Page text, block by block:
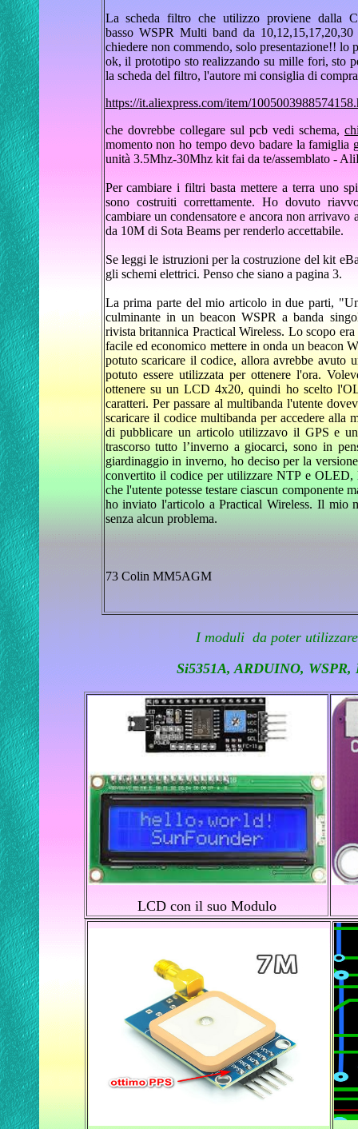
La scheda filtro che utilizzo proviene dalla
basso WSPR Multi band da
chiedere non commendo, solo presentazione!! lo
ok, il prototipo sto realizzando su mille fori, sto
la scheda del filtro, l'autore mi consiglia di
https://it.aliexpress.com/item/
che dovrebbe collegare sul pcb vedi schema,
momento non ho tempo devo badare la
unità 3.5Mhz-30Mhz kit fai da te/assemblato -
Per cambiare i filtri basta mettere a terra uno
sono costruiti correttamente. Ho dovuto
cambiare un condensatore e ancora non
da 10M di Sota Beams per renderlo accettabile.
Se leggi le istruzioni per la costruzione del kit
gli schemi elettrici. Penso che siano a pagina 3.
La prima parte del mio articolo in due parti,
culminante in un beacon WSPR a banda
rivista britannica Practical Wireless. Lo scopo
facile ed economico mettere in onda un beacon
potuto scaricare il codice, allora avrebbe avuto
potuto essere utilizzata per ottenere l'ora.
ottenere su un LCD 4x20, quindi ho scelto
caratteri. Per passare al multibanda l'utente
scaricare il codice multibanda per accedere alla
di pubblicare un articolo utilizzavo il GPS e
trascorso tutto l’inverno a giocarci, sono in
giardinaggio in inverno, ho deciso per la
convertito il codice per utilizzare NTP e
che l'utente potesse testare ciascun componente
ho inviato l'articolo a Practical Wireless. Il mio
senza alcun problema.
73 Colin MM5AGM
I moduli da poter utilizzare
Si5351A, ARDUINO, WSPR,
LCD con il suo Modulo